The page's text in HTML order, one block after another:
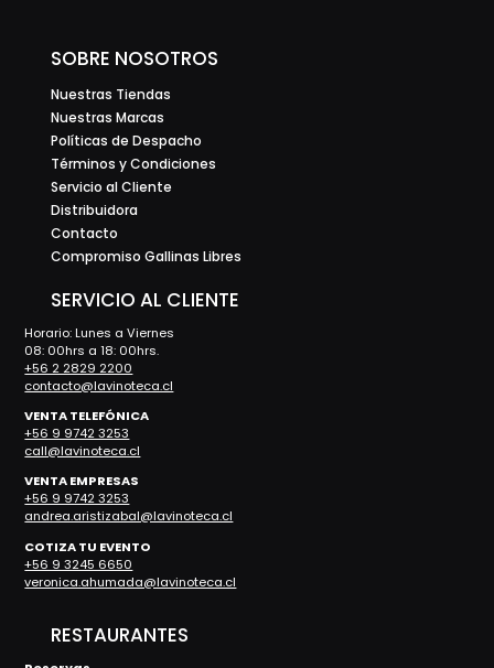
SOBRE NOSOTROS
Nuestras Tiendas
Nuestras Marcas
Políticas de Despacho
Términos y Condiciones
Servicio al Cliente
Distribuidora
Contacto
Compromiso Gallinas Libres
SERVICIO AL CLIENTE
Horario: Lunes a Viernes
08: 00hrs a 18: 00hrs.
+56 2 2829 2200
contacto@lavinoteca.cl
VENTA TELEFÓNICA
+56 9 9742 3253
call@lavinoteca.cl
VENTA EMPRESAS
+56 9 9742 3253
andrea.aristizabal@lavinoteca.cl
COTIZA TU EVENTO
+56 9 3245 6650
veronica.ahumada@lavinoteca.cl
RESTAURANTES